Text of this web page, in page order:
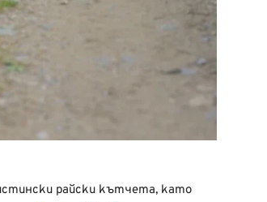
райски кътчета, като